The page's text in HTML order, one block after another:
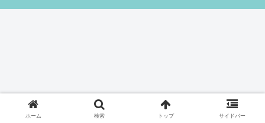
ホーム 検索 トップ サイドバー